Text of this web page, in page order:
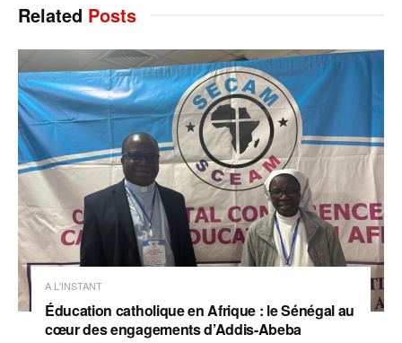
Related Posts
A L'INSTANT
Éducation catholique en Afrique : le Sénégal au
cœur des engagements d’Addis-Abeba